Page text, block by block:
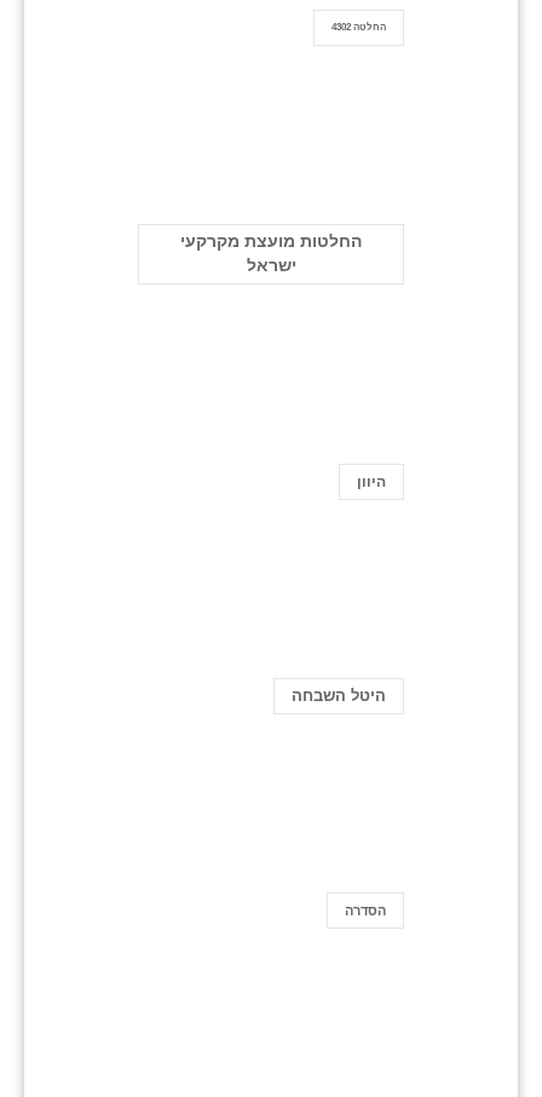
החלטה 4302
החלטות מועצת מקרקעי
ישראל
היוון
היטל השבחה
הסדרה